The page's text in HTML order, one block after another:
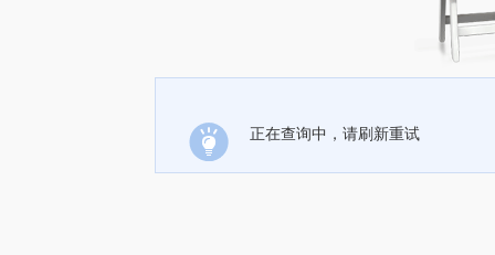
正在查询中，请刷新重试